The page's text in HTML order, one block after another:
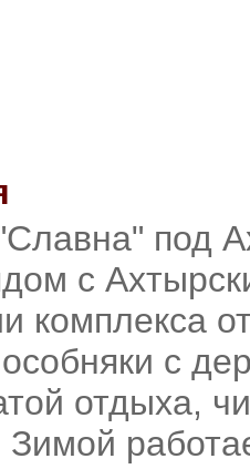
под
с
комплекса
с
отдыха,